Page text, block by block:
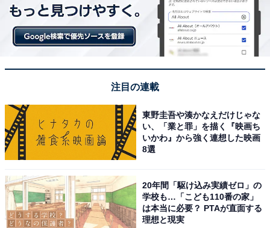
「船長で強いし、この間懸賞金が30億になったから（40
歳女性）」との声もあった、主人公、「モンキー・D・
ルフィ」が2位。「ワノ国編」でカイドウを打ち倒した
ルフィの懸賞金額は、1053話で15億から30憶へと大幅に
回答者からはほかにも、「主人公らしく真っ直ぐな性格
が好きです（44歳女性）」「いつも諦めない姿勢に心が
打たれるから（40歳男性）」「すっとぼけている感じだ
と知っていて仲間を尊重するところと仲間が苦手なこと
で自分ができることは精一杯頑張ること（39歳女性）」
「みんなをちゃんと守る姿がカッコいい（28歳女性）」
注目の連載
東野圭吾や湊かなえだけじゃな
い、「業と罪」を描く『映画ち
いかわ』から強く連想した映画
8選
20年間「駆け込み実績ゼロ」の
学校も…「こども110番の家」
は本当に必要？ PTAが直面する
理想と現実